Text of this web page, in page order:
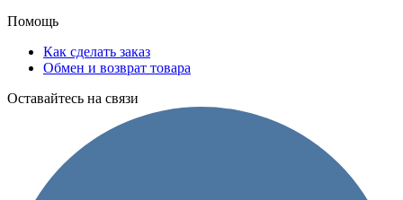
Помощь
Как сделать заказ
Обмен и возврат товара
Оставайтесь на связи